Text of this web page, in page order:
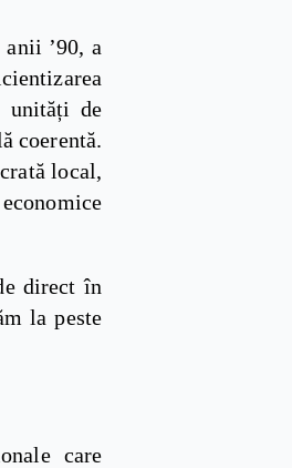
’90, a
unități de
coerentă.
local,
direct în
la peste
care